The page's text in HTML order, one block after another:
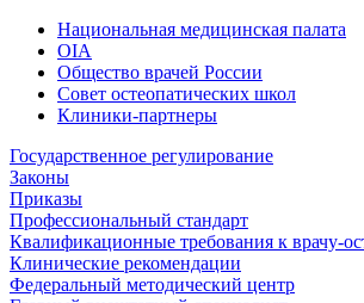
Национальная медицинская палата
OIA
Общество врачей России
Совет остеопатических школ
Клиники-партнеры
Государственное регулирование
Законы
Приказы
Профессиональный стандарт
Квалификационные требования к врачу-
Клинические рекомендации
Федеральный методический центр